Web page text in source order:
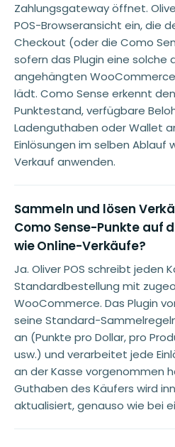
Zahlungsgateway öffnet.
POS-Browseransicht ein, die
Checkout (oder die Como
sofern das Plugin eine
angehängten
lädt. Como Sense erkennt
Punktestand, verfügbare
Ladenguthaben oder Wallet
Einlösungen im selben Ablauf
Verkauf anwenden.
Sammeln und lösen
Como Sense-Punkte auf
wie Online-Verkäufe?
Ja. Oliver POS schreibt jeden
Standardbestellung mit
WooCommerce. Das Plugin
seine Standard-
an (Punkte pro Dollar, pro
usw.) und verarbeitet jede
an der Kasse vorgenommen
Guthaben des Käufers wird
aktualisiert, genauso wie bei